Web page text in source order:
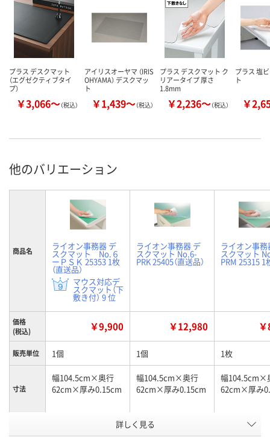
プラス デスクマット
（エグゼクティブタイ
プ）
￥3,066～（税込）
アイリスオーヤマ （IRIS
OHYAMA） デスクマッ
ト
￥1,439～（税込）
プラス デスクマット ク
リアータイプ 厚さ
1.8mm
￥2,236～（税込）
プラス 塩
ト
￥
他のバリエーション
商品名 ライオン事務器 デ
スクマット No.６
ーＰＳＫ 25353 1枚
（直送品）
マウス対応デ
スクマット（下
敷き付） 9 位
ライオン事務器 デ
スクマット No.6-
PRK 25405（直送品）
ライオン事務
スクマット
PRM 25315 1
価格
(税込)
￥9,900 ￥12,980
販売単位 1個 1個 1枚
寸法
幅104.5cm×奥行
62cm×厚み0.15cm
幅104.5cm×奥行
62cm×厚み0.15cm
幅104.5cm×
62cm×厚み
プ
グリーンマット/再
生塩ビ（光沢）
グリーンマット付/
再生オレフィン
グリーンマ
再生塩ビ
詳しく見る